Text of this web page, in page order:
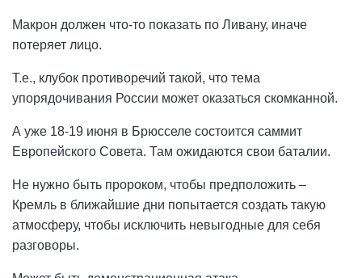
Макрон должен что-то показать по Ливану, иначе
потеряет лицо.
Т.е., клубок противоречий такой, что тема
упорядочивания России может оказаться скомканной.
А уже 18-19 июня в Брюсселе состоится саммит
Европейского Совета. Там ожидаются свои баталии.
Не нужно быть пророком, чтобы предположить –
Кремль в ближайшие дни попытается создать такую
атмосферу, чтобы исключить невыгодные для себя
разговоры.